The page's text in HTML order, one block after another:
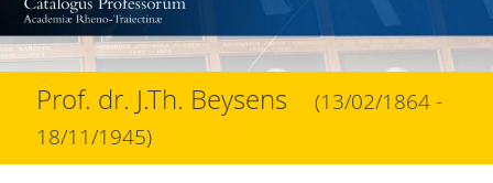
het
inhoud
Prof. dr. J.Th. Beysens
(13/02/1864 -
18/11/1945)